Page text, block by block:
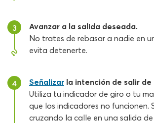
3
Avanzar a la salida deseada.
No trates de rebasar a nadie en
evita detenerte.
4 Señalizar la intención de salir
Utiliza tu indicador de giro o tu
que los indicadores no funcionen.
cruzando la calle en una salida